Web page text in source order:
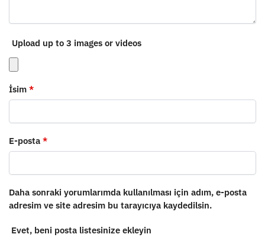
Upload up to 3 images or videos
İsim *
E-posta *
Daha sonraki yorumlarımda kullanılması için adım, e-posta
adresim ve site adresim bu tarayıcıya kaydedilsin.
Evet, beni posta listesinize ekleyin